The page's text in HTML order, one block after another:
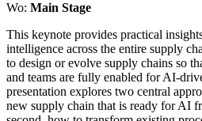
Wo: Main Stage
This keynote provides practical
intelligence across the entire supply
to design or evolve supply chains so
and teams are fully enabled for AI-
presentation explores two central
new supply chain that is ready for AI